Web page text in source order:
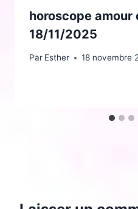
horoscope amour
18/11/2025
Par Esther 18 novembre